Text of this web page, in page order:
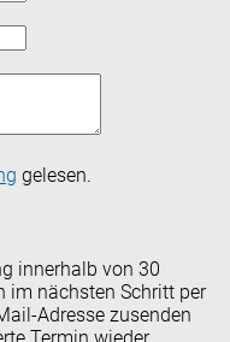
gelesen.
innerhalb von 30
im nächsten Schritt per
Adresse zusenden